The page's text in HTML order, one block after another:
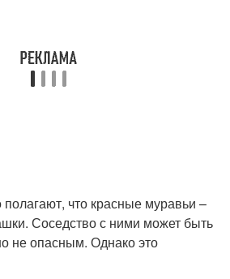
что красные муравьи –
Соседство с ними может быть
не опасным. Однако это